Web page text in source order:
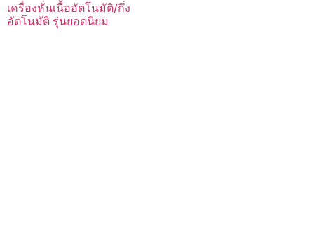
เครื่องหั่นเนื้ออัตโนมัติ/กึ่ง
อัตโนมัติ รุ่นยอดนิยม